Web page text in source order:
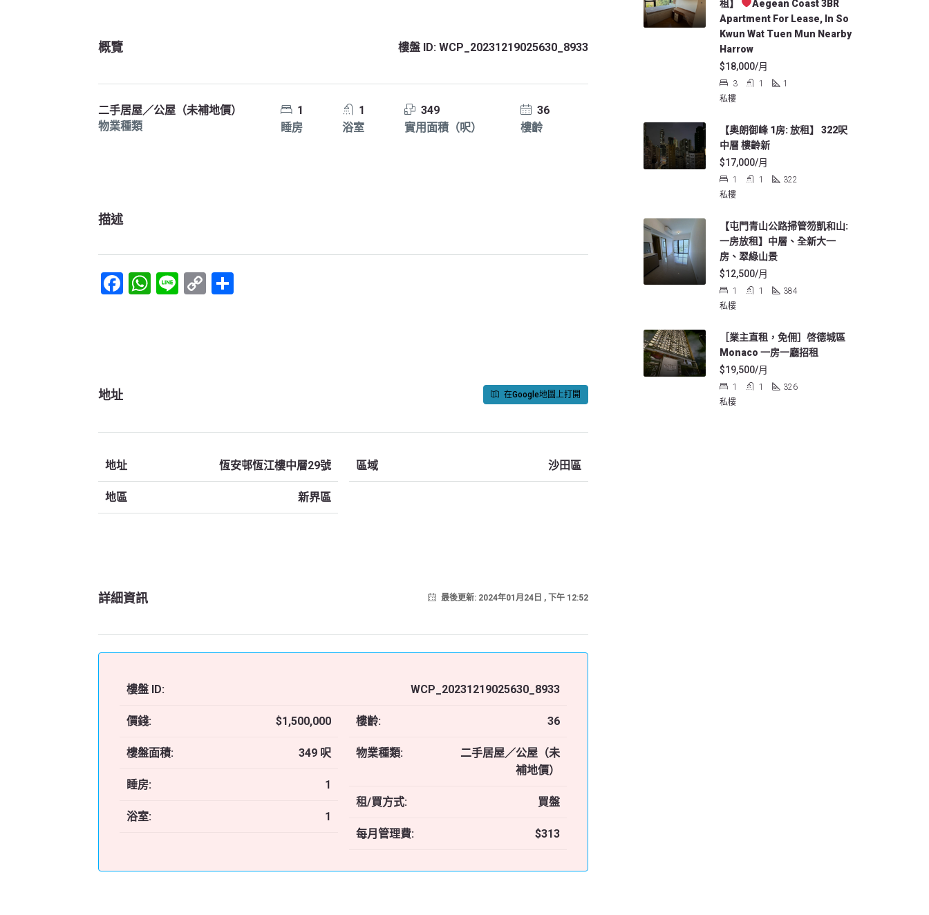
概覽 樓盤 ID: WCP_20231219025630_8933
二手居屋／公屋（未補地價）
物業種類
1
睡房
1
浴室
349
實用面積（呎）
36
樓齡
描述
Facebook
WhatsApp
LineCopy
地址 在Google地圖上打開
地址 恆安邨恆江樓中層29號
地區 新界區
區域 沙田區
詳細資訊 最後更新: 2024年01月24日 , 下午 12:52
樓盤 ID: WCP_20231219025630_8933
價錢: $1,500,000
樓盤面積: 349 呎
睡房: 1
浴室: 1
樓齡: 36
物業種類:
二手居屋／公屋（未
補地價）
租/買方式: 買盤
每月管理費: $313
租】
Aegean Coast 3BR
Apartment For Lease, In So
Kwun Wat Tuen Mun Nearby
Harrow
$18,000/月
3 1
1
私樓
【奥朗御峰 1房: 放租】 322呎
中層 樓齡新
$17,000/月
1 1
322
私樓
【屯門青山公路掃管笏凱和山:
一房放租】中層、全新大一
房、翠綠山景
$12,500/月
1 1
384
私樓
［業主直租，免佣］啓德城區
Monaco 一房一廳招租
$19,500/月
1 1
326
私樓